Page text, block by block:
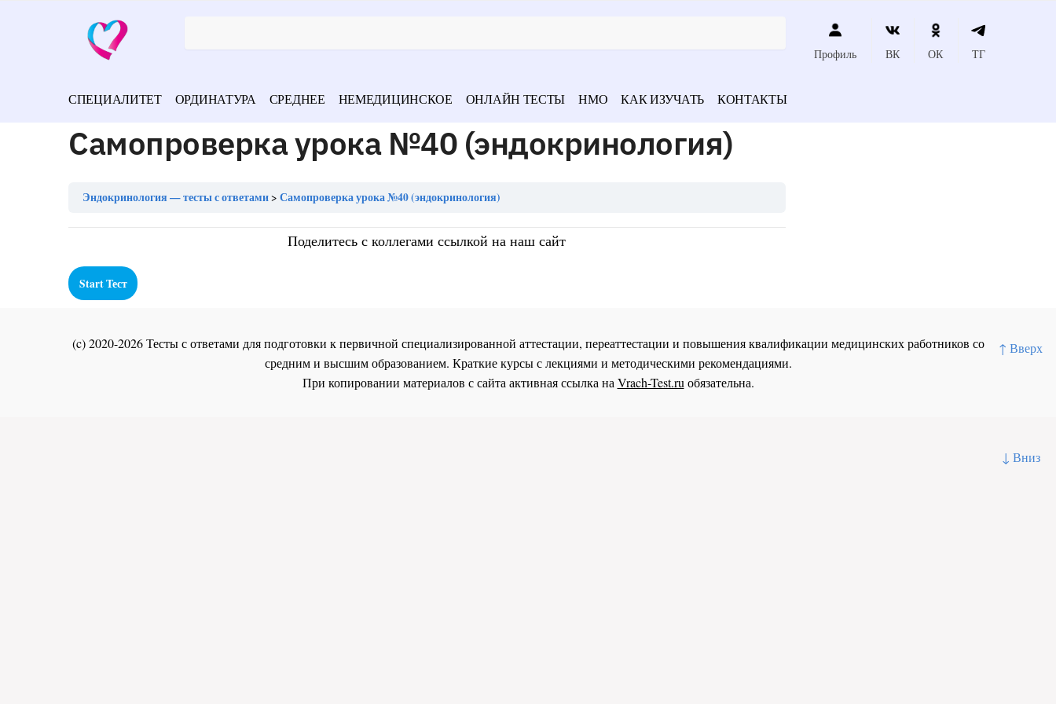
↑ Вверх
↓ Вниз
Профиль ВК ОК ТГ
СПЕЦИАЛИТЕТ ОРДИНАТУРА СРЕДНЕЕ НЕМЕДИЦИНСКОЕ ОНЛАЙН ТЕСТЫ НМО КАК ИЗУЧАТЬ КОНТАКТЫ
Самопроверка урока №40 (эндокринология)
Эндокринология — тесты с ответами Самопроверка урока №40 (эндокринология)
Поделитесь с коллегами ссылкой на наш сайт
(c) 2020-2026 Тесты с ответами для подготовки к первичной специализированной аттестации, переаттестации и повышения квалификации медицинских работников со
средним и высшим образованием. Краткие курсы с лекциями и методическими рекомендациями.
При копировании материалов с сайта активная ссылка на Vrach-Test.ru обязательна.